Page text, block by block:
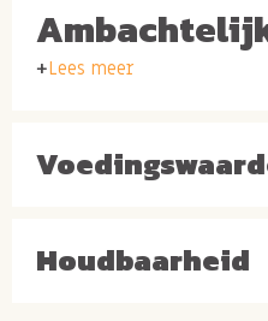
pinda's
die uw smaakpupillen
branden komt er een extra
Lees meer
Houdbaarheid